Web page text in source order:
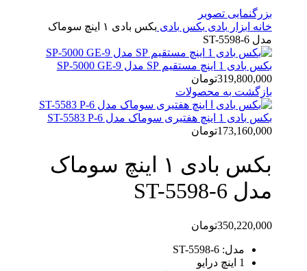
بزرگنمایی تصویر
خانه ابزار بادی بکس بادی
بکس بادی ۱ اینچ سوماک
مدل ST-5598-6
بکس بادی 1 اینچ مستقیم SP مدل SP-5000 GE-9
319,800,000تومان
بازگشت به محصولات
بکس بادی 1 اینچ هفتیری سوماک مدل ST-5583 P-6
173,160,000تومان
بکس بادی ۱ اینچ سوماک
مدل ST-5598-6
350,220,000تومان
مدل: ST-5598-6
1 اینچ درایو